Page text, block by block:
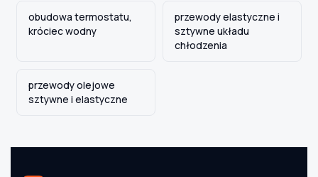
MODEL
TYP / SILNIK
obudowa termostatu,
króciec wodny
przewody elastyczne i
sztywne układu
chłodzenia
przewody olejowe
sztywne i elastyczne